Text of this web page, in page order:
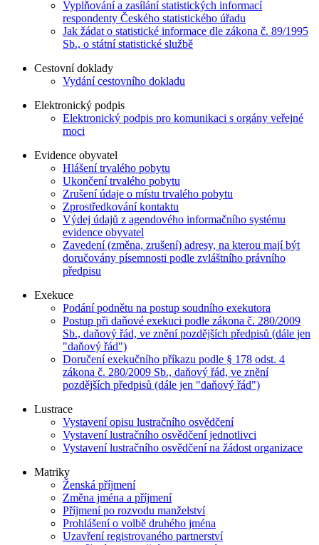
Vyplňování a zasílání statistických informací
respondenty Českého statistického úřadu
Jak žádat o statistické informace dle zákona č. 89/1995
Sb., o státní statistické službě
Cestovní doklady
Vydání cestovního dokladu
Elektronický podpis
Elektronický podpis pro komunikaci s orgány veřejné
moci
Evidence obyvatel
Hlášení trvalého pobytu
Ukončení trvalého pobytu
Zrušení údaje o místu trvalého pobytu
Zprostředkování kontaktu
Výdej údajů z agendového informačního systému
evidence obyvatel
Zavedení (změna, zrušení) adresy, na kterou mají být
doručovány písemnosti podle zvláštního právního
předpisu
Exekuce
Podání podnětu na postup soudního exekutora
Postup při daňové exekuci podle zákona č. 280/2009
Sb., daňový řád, ve znění pozdějších předpisů (dále jen
"daňový řád")
Doručení exekučního příkazu podle § 178 odst. 4
zákona č. 280/2009 Sb., daňový řád, ve znění
pozdějších předpisů (dále jen "daňový řád")
Lustrace
Vystavení opisu lustračního osvědčení
Vystavení lustračního osvědčení jednotlivci
Vystavení lustračního osvědčení na žádost organizace
Matriky
Ženská příjmení
Změna jména a příjmení
Příjmení po rozvodu manželství
Prohlášení o volbě druhého jména
Uzavření registrovaného partnerství